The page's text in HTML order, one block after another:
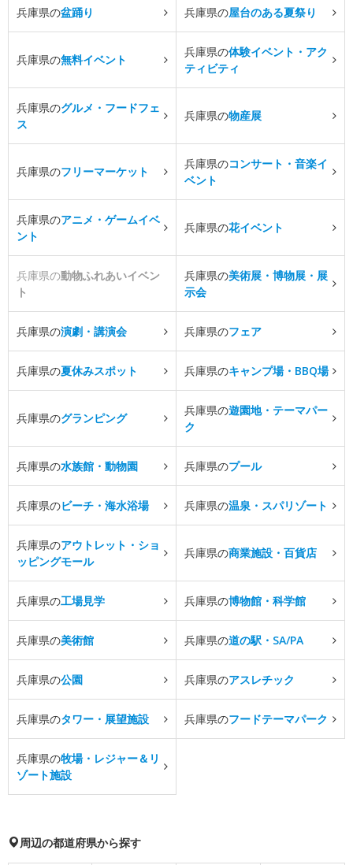
兵庫県の盆踊り 兵庫県の屋台のある夏祭り
兵庫県の無料イベント
兵庫県の体験イベント・アク
ティビティ
兵庫県のグルメ・フードフェ
ス
兵庫県の物産展
兵庫県のフリーマーケット
兵庫県のコンサート・音楽イ
ベント
兵庫県のアニメ・ゲームイベ
ント
兵庫県の花イベント
兵庫県の動物ふれあいイベン
ト
兵庫県の美術展・博物展・展
示会
兵庫県の演劇・講演会 兵庫県のフェア
兵庫県の夏休みスポット 兵庫県のキャンプ場・BBQ場
兵庫県のグランピング
兵庫県の遊園地・テーマパー
ク
兵庫県の水族館・動物園 兵庫県のプール
兵庫県のビーチ・海水浴場 兵庫県の温泉・スパリゾート
兵庫県のアウトレット・ショ
ッピングモール
兵庫県の商業施設・百貨店
兵庫県の工場見学 兵庫県の博物館・科学館
兵庫県の美術館 兵庫県の道の駅・SA/PA
兵庫県の公園 兵庫県のアスレチック
兵庫県のタワー・展望施設 兵庫県のフードテーマパーク
兵庫県の牧場・レジャー＆リ
ゾート施設
周辺の都道府県から探す